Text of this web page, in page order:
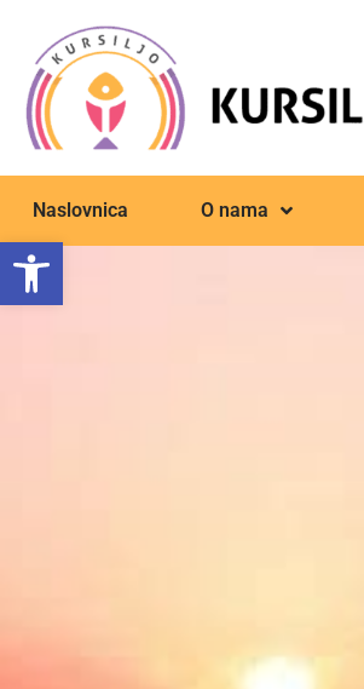
Open toolbar
Naslovnica O nama